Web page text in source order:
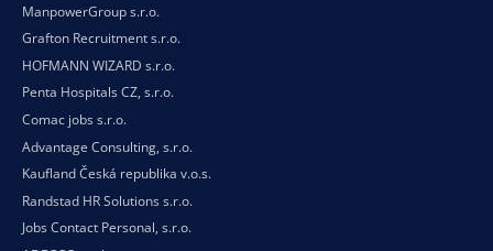
ManpowerGroup s.r.o.
Grafton Recruitment s.r.o.
HOFMANN WIZARD s.r.o.
Penta Hospitals CZ, s.r.o.
Comac jobs s.r.o.
Advantage Consulting, s.r.o.
Kaufland Česká republika v.o.s.
Randstad HR Solutions s.r.o.
Jobs Contact Personal, s.r.o.